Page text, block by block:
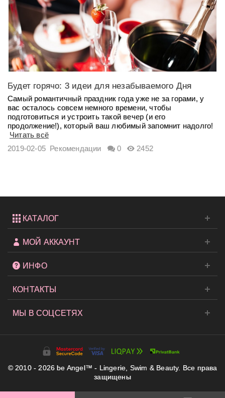
Будет горячо: 3 идеи для незабываемого Дня
Святого Валентина
Самый романтичный праздник года уже не за горами, у
вас осталось совсем немного времени, чтобы
подготовиться и устроить такой вечер (и его
продолжение!), который ваш любимый запомнит надолго!
Читать всё
2019-02-05 Рекомендации 0 2452
КАТАЛОГ
МОЙ АККАУНТ
ИНФО
КОНТАКТЫ
МЫ В СОЦСЕТЯХ
© 2010 - 2026 be Angel™ - Lingerie, Swim & Beauty. Все права
защищены